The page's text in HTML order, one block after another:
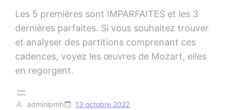
Les 5 premières sont IMPARFAITES et les 3
dernières parfaites. Si vous souhaitez trouver
et analyser des partitions comprenant ces
cadences, voyez les œuvres de Mozart, elles
en regorgent.
adminlpmh
13 octobre 2022